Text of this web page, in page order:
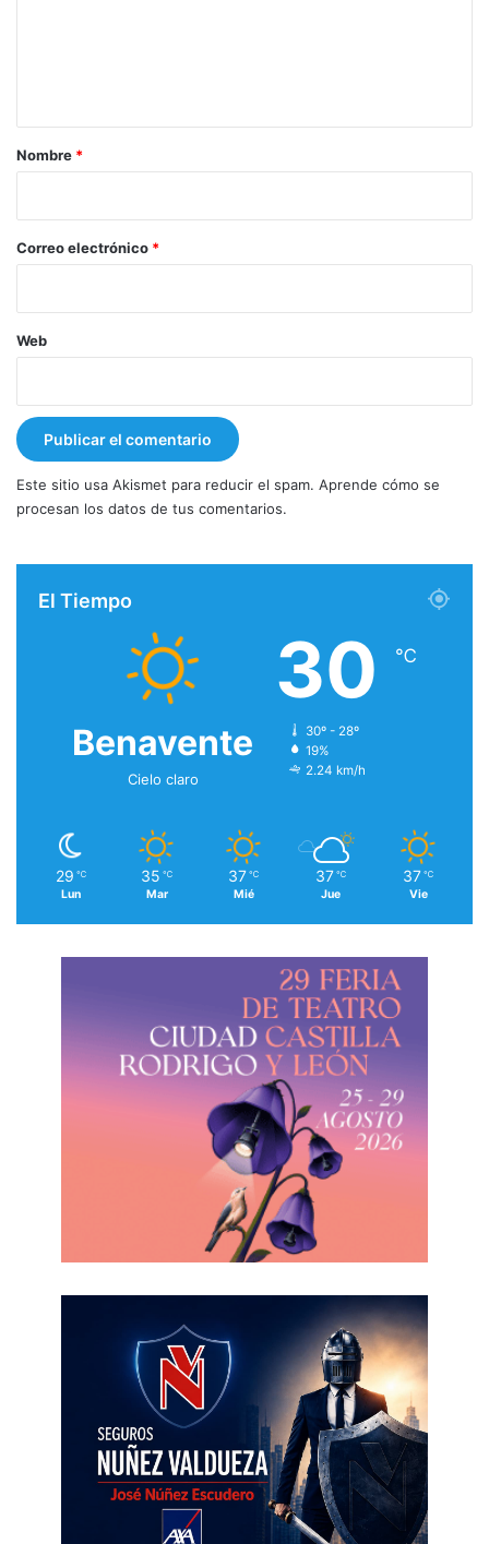
r
*
Nombre *
Correo electrónico *
Web
Este sitio usa Akismet para reducir el spam. Aprende cómo se
procesan los datos de tus comentarios.
El Tiempo
Benavente
Cielo claro
30 ℃
30º - 28º
19%
2.24 km/h
29 ℃
Lun
35 ℃
Mar
37 ℃
Mié
37 ℃
Jue
37 ℃
Vie